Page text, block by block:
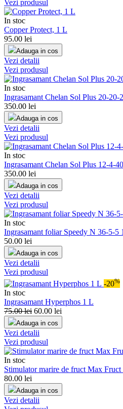
Vezi produsul
In stoc
Copper Protect, 1 L
95.00 lei
Adauga in cos
Vezi detalii
Vezi produsul
In stoc
Ingrasamant Chelan Sol Plus 20-
350.00 lei
Adauga in cos
Vezi detalii
Vezi produsul
In stoc
Ingrasamant Chelan Sol Plus 12-4-
350.00 lei
Adauga in cos
Vezi detalii
Vezi produsul
In stoc
Ingrasamant foliar Speedy N 36-5-5
50.00 lei
Adauga in cos
Vezi detalii
Vezi produsul
-20%
In stoc
Ingrasamant Hyperphos 1 L
75.00 lei 60.00 lei
Adauga in cos
Vezi detalii
Vezi produsul
In stoc
Stimulator marire de fruct Max Fruct
80.00 lei
Adauga in cos
Vezi detalii